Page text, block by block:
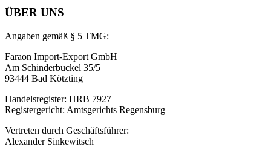
ÜBER UNS
Angaben gemäß § 5 TMG:
Faraon Import-Export GmbH
Am Schinderbuckel 35/5
93444 Bad Kötzting
Handelsregister: HRB 7927
Registergericht: Amtsgerichts Regensburg
Vertreten durch Geschäftsführer:
Alexander Sinkewitsch